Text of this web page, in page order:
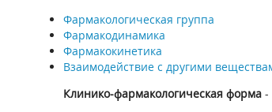
Фармакологическая группа
Фармакодинамика
Фармакокинетика
Взаимодействие с другими
Клинико-фармакологическая форма-